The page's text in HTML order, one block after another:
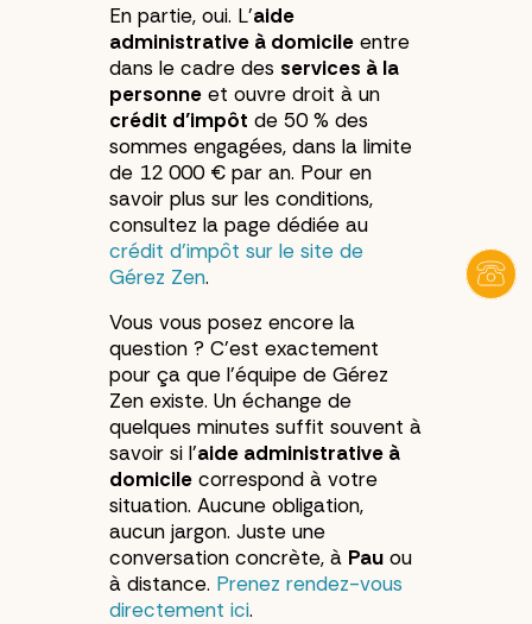
En partie, oui. L’aide
administrative à domicile entre
dans le cadre des services à la
personne et ouvre droit à un
crédit d’impôt de 50 % des
sommes engagées, dans la limite
de 12 000 € par an. Pour en
savoir plus sur les conditions,
consultez la page dédiée au
crédit d’impôt sur le site de
Gérez Zen.
Vous vous posez encore la
question ? C’est exactement
pour ça que l’équipe de Gérez
Zen existe. Un échange de
quelques minutes suffit souvent à
savoir si l’aide administrative à
domicile correspond à votre
situation. Aucune obligation,
aucun jargon. Juste une
conversation concrète, à Pau ou
à distance. Prenez rendez-vous
directement ici.